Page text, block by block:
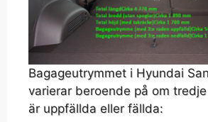
Bagageutrymmet i Hyundai
varierar beroende på om
är uppfällda eller fällda: